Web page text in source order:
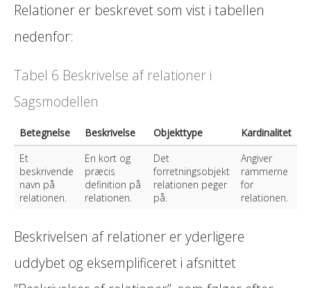
Relationer er beskrevet som vist i tabellen
nedenfor:
Tabel 6 Beskrivelse af relationer i
Sagsmodellen
Betegnelse Beskrivelse Objekttype
Kardinalitet
Et
beskrivende
navn på
relationen.
En kort og
præcis
definition på
relationen.
Det
forretningsobjekt
relationen peger
på.
Angiver
rammerne
for
relationen.
Beskrivelsen af relationer er yderligere
uddybet og eksemplificeret i afsnittet